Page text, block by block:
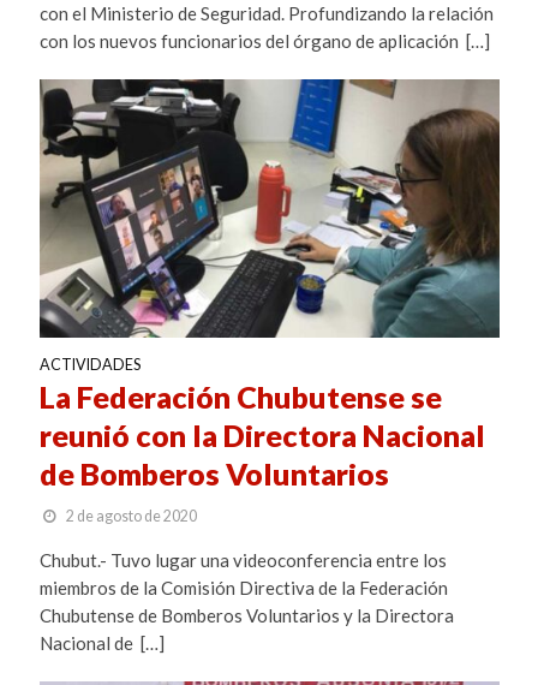
con el Ministerio de Seguridad. Profundizando la relación
con los nuevos funcionarios del órgano de aplicación […]
ACTIVIDADES
La Federación Chubutense se
reunió con la Directora Nacional
de Bomberos Voluntarios
2 de agosto de 2020
Chubut.- Tuvo lugar una videoconferencia entre los
miembros de la Comisión Directiva de la Federación
Chubutense de Bomberos Voluntarios y la Directora
Nacional de […]